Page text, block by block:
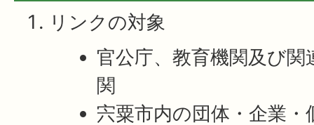
リンクの対象
官公庁、教育機関及び
関
宍粟市内の団体・企業・